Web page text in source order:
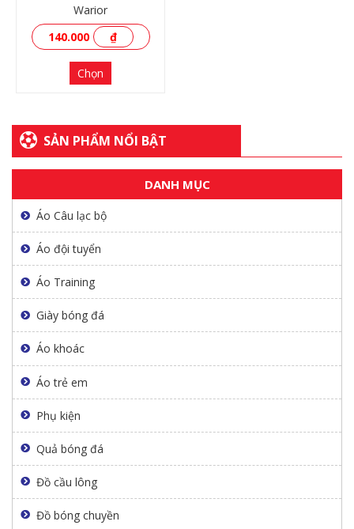
XEM THÊM
Warior
140.000
₫
Chọn
SẢN PHẨM NỔI BẬT
DANH MỤC
Áo Câu lạc bộ
Áo đội tuyển
Áo Training
Giày bóng đá
Áo khoác
Áo trẻ em
Phụ kiện
Quả bóng đá
Đồ cầu lông
Đồ bóng chuyền